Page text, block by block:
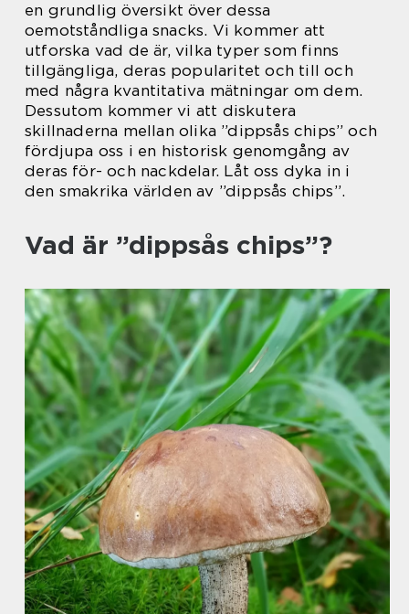
en grundlig översikt över dessa
oemotståndliga snacks. Vi kommer att
utforska vad de är, vilka typer som finns
tillgängliga, deras popularitet och till och
med några kvantitativa mätningar om dem.
Dessutom kommer vi att diskutera
skillnaderna mellan olika ”dippsås chips” och
fördjupa oss i en historisk genomgång av
deras för- och nackdelar. Låt oss dyka in i
den smakrika världen av ”dippsås chips”.
Vad är ”dippsås chips”?